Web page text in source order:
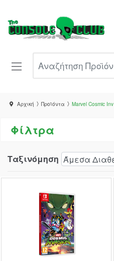
Αρχική Προϊόντα Marvel Cosmic Inv
Φίλτρα
Ταξινόμηση